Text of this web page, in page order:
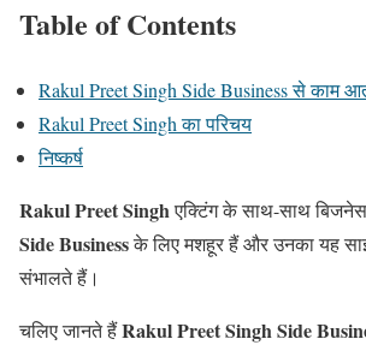
Table of Contents
Rakul Preet Singh Side Business से काम
Rakul Preet Singh का परिचय
निष्कर्ष
Rakul Preet Singhएक्टिंग के साथ-साथ
Side Businessके लिए मशहूर हैं और उनका यह
संभालते हैं।
चलिए जानते हैंRakul Preet Singh Side